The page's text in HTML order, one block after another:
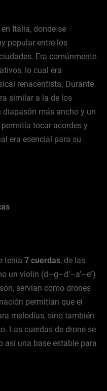
Italia, donde se
popular entre los
Era comúnmente
lo cual era
renacentista. Durante
similar a la de los
diapasón más ancho y un
tocar acordes y
era esencial para su
tenía 7 cuerdas, de las
violín (d–g–d’–a’–e’’)
servían como drones
permitían que el
melodías, sino también
Las cuerdas de drone se
así una base estable para